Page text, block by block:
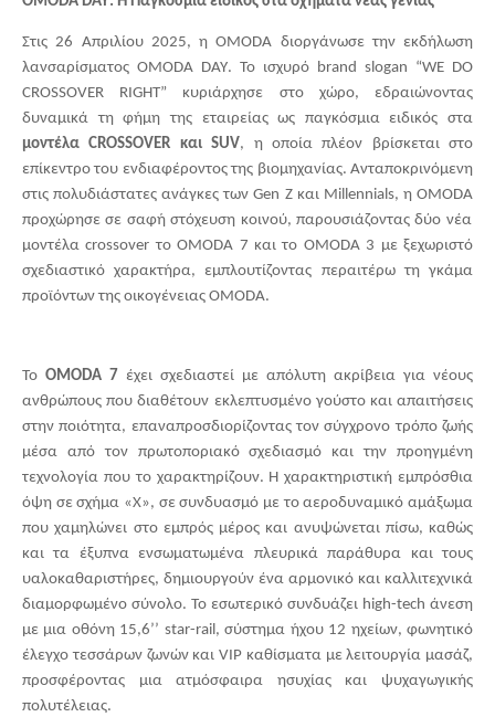
Στις 26 Απριλίου 2025, ηOMODA διοργάνωσε την εκδήλωση
λανσαρίσματος OMODA DAY. Το ισχυρό brand slogan “WE DO
CROSSOVER
RIGHT” κυριάρχησε στο χώρο, εδραιώνοντας
δυναμικά τη φήμη της εταιρείας ως παγκόσμια ειδικός στα
μοντέλαCROSSOVER καιSUV, η οποία πλέον βρίσκεται στο
επίκεντρο του ενδιαφέροντος της βιομηχανίας. Ανταποκρινόμενη
στις πολυδιάστατες ανάγκες τωνGen Zκαι Millennials, ηOMODA
προχώρησε σε σαφή στόχευση κοινού, παρουσιάζοντας δύο νέα
μοντέλαcrossover τοOMODA 7 και το OMODA3 με ξεχωριστό
σχεδιαστικό χαρακτήρα, εμπλουτίζοντας περαιτέρω τη γκάμα
προϊόντων της οικογένειας OMODA.
Το OMODA 7 έχει σχεδιαστεί με απόλυτη ακρίβεια για νέους
ανθρώπους που διαθέτουν εκλεπτυσμένο γούστο και απαιτήσεις
στην ποιότητα, επαναπροσδιορίζοντας τον σύγχρονο τρόπο ζωής
μέσα από τον πρωτοποριακό σχεδιασμό και την προηγμένη
τεχνολογία που το χαρακτηρίζουν. Η χαρακτηριστική εμπρόσθια
όψη σε σχήμα «Χ», σε συνδυασμό με το αεροδυναμικό αμάξωμα
που χαμηλώνει στο εμπρός μέρος και ανυψώνεται πίσω, καθώς
και τα έξυπνα ενσωματωμένα πλευρικά παράθυρα και τους
υαλοκαθαριστήρες, δημιουργούν ένα αρμονικό και καλλιτεχνικά
διαμορφωμένο σύνολο. Το εσωτερικό συνδυάζει high-tech άνεση
με μια οθόνη 15,6’’ star-rail, σύστημα ήχου 12 ηχείων, φωνητικό
έλεγχο τεσσάρων ζωνών και VIP καθίσματα με λειτουργία μασάζ,
προσφέροντας μια ατμόσφαιρα ησυχίας και ψυχαγωγικής
πολυτέλειας.